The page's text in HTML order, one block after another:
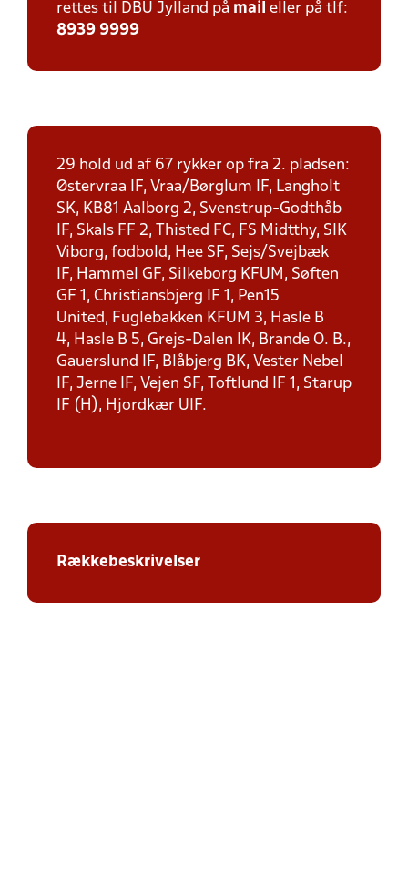
rettes til DBU Jylland på mail eller på tlf:
8939 9999
29 hold ud af 67 rykker op fra 2. pladsen:
Østervraa IF, Vraa/Børglum IF, Langholt
SK, KB81 Aalborg 2, Svenstrup-Godthåb
IF, Skals FF 2, Thisted FC, FS Midtthy, SIK
Viborg, fodbold, Hee SF, Sejs/Svejbæk
IF, Hammel GF, Silkeborg KFUM, Søften
GF 1, Christiansbjerg IF 1, Pen15
United, Fuglebakken KFUM 3, Hasle B
4, Hasle B 5, Grejs-Dalen IK, Brande O. B.,
Gauerslund IF, Blåbjerg BK, Vester Nebel
IF, Jerne IF, Vejen SF, Toftlund IF 1, Starup
IF (H), Hjordkær UIF.
Rækkebeskrivelser